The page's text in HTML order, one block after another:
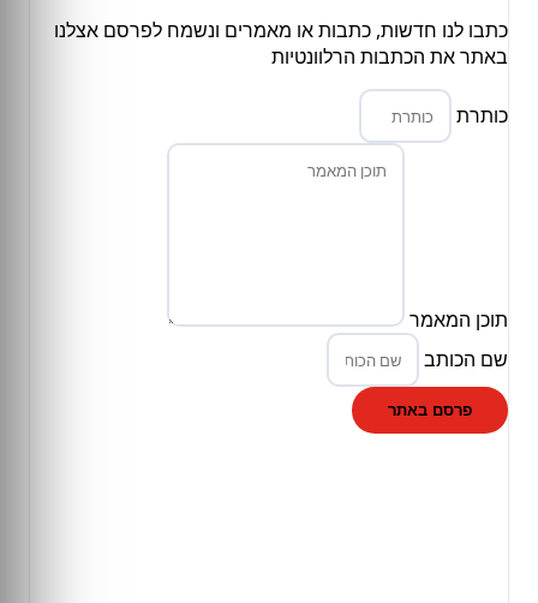
כתבו לנו חדשות, כתבות או מאמרים ונשמח לפרסם אצלנו
באתר את הכתבות הרלוונטיות
כותרת
תוכן המאמר
שם הכותב
פרסם באתר